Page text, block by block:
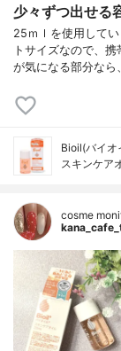
少々ずつ出せる
25ｍｌを使用して
トサイズなので、
が気になる部分な
Bioil(バイオ
スキンケア
cosme